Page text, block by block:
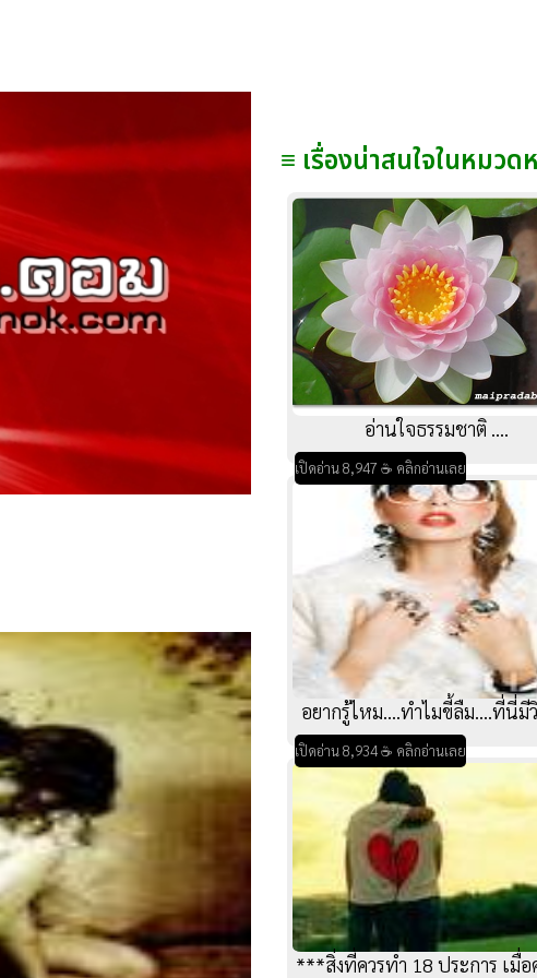
≡ เรื่องน่าสนใจในหมว
อ่านใจธรรมชาติ ....
เปิดอ่าน 8,947 ☕ คลิกอ่านเลย
อยากรู้ไหม....ทำไมขี้ลืม....ที่นี่มี
เปิดอ่าน 8,934 ☕ คลิกอ่านเลย
***สิ่งที่ควรทำ 18 ประการ เมื่